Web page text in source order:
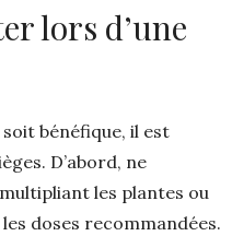
lors d’une
bénéfique, il est
D’abord, ne
les plantes ou
doses recommandées.